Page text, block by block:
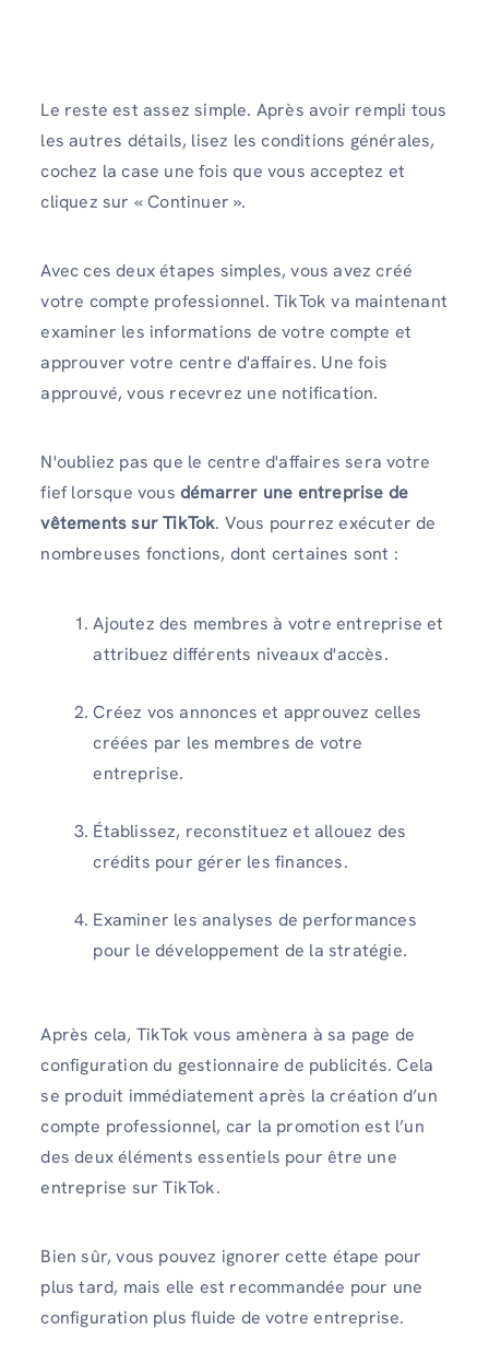
Le reste est assez simple. Après avoir rempli tous
les autres détails, lisez les conditions générales,
cochez la case une fois que vous acceptez et
cliquez sur « Continuer ».
Avec ces deux étapes simples, vous avez créé
votre compte professionnel. TikTok va maintenant
examiner les informations de votre compte et
approuver votre centre d'affaires. Une fois
approuvé, vous recevrez une notification.
N'oubliez pas que le centre d'affaires sera votre
fief lorsque vous démarrer une entreprise de
vêtements sur TikTok. Vous pourrez exécuter de
nombreuses fonctions, dont certaines sont :
Ajoutez des membres à votre entreprise et
attribuez différents niveaux d'accès.
Créez vos annonces et approuvez celles
créées par les membres de votre
entreprise.
Établissez, reconstituez et allouez des
crédits pour gérer les finances.
Examiner les analyses de performances
pour le développement de la stratégie.
Après cela, TikTok vous amènera à sa page de
configuration du gestionnaire de publicités. Cela
se produit immédiatement après la création d’un
compte professionnel, car la promotion est l’un
des deux éléments essentiels pour être une
entreprise sur TikTok.
Bien sûr, vous pouvez ignorer cette étape pour
plus tard, mais elle est recommandée pour une
configuration plus fluide de votre entreprise.